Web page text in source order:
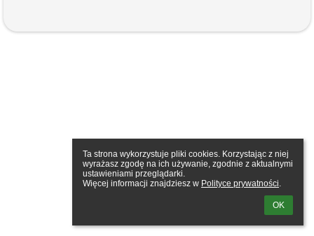
Ta strona wykorzystuje pliki cookies. Korzystając z niej
wyrażasz zgodę na ich używanie, zgodnie z aktualnymi
ustawieniami przeglądarki.
Więcej informacji znajdziesz w Polityce prywatności.
OK